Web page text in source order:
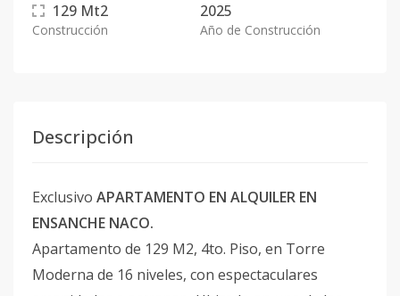
129 Mt2
Construcción
2025
Año de Construcción
Descripción
Exclusivo APARTAMENTO EN ALQUILER EN
ENSANCHE NACO.
Apartamento de 129 M2, 4to. Piso, en Torre
Moderna de 16 niveles, con espectaculares